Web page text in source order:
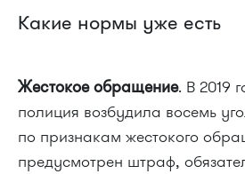
Какие нормы уже есть
Жестокое обращение. В 2019
полиция возбудила восемь
по признакам жестокого
предусмотрен штраф,